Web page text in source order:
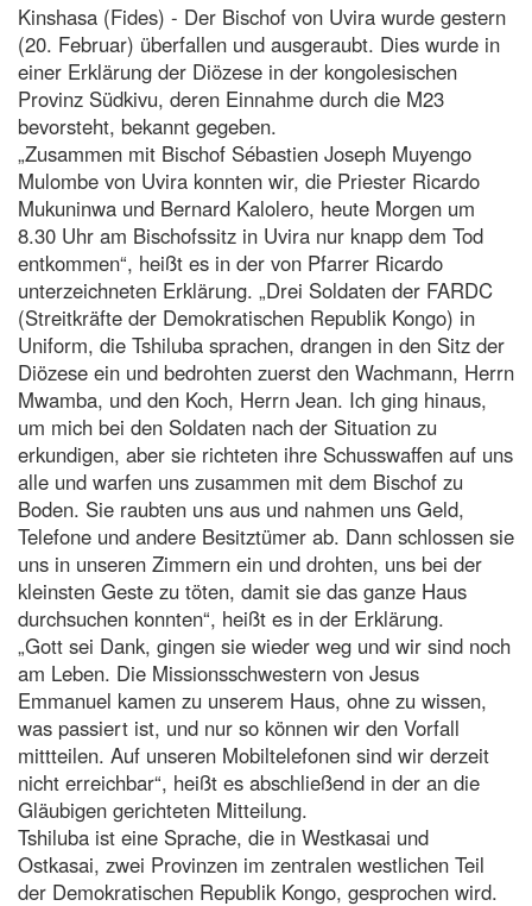
Kinshasa (Fides) - Der Bischof von Uvira wurde gestern
(20. Februar) überfallen und ausgeraubt. Dies wurde in
einer Erklärung der Diözese in der kongolesischen
Provinz Südkivu, deren Einnahme durch die M23
bevorsteht, bekannt gegeben.
„Zusammen mit Bischof Sébastien Joseph Muyengo
Mulombe von Uvira konnten wir, die Priester Ricardo
Mukuninwa und Bernard Kalolero, heute Morgen um
8.30 Uhr am Bischofssitz in Uvira nur knapp dem Tod
entkommen“, heißt es in der von Pfarrer Ricardo
unterzeichneten Erklärung. „Drei Soldaten der FARDC
(Streitkräfte der Demokratischen Republik Kongo) in
Uniform, die Tshiluba sprachen, drangen in den Sitz der
Diözese ein und bedrohten zuerst den Wachmann, Herrn
Mwamba, und den Koch, Herrn Jean. Ich ging hinaus,
um mich bei den Soldaten nach der Situation zu
erkundigen, aber sie richteten ihre Schusswaffen auf uns
alle und warfen uns zusammen mit dem Bischof zu
Boden. Sie raubten uns aus und nahmen uns Geld,
Telefone und andere Besitztümer ab. Dann schlossen sie
uns in unseren Zimmern ein und drohten, uns bei der
kleinsten Geste zu töten, damit sie das ganze Haus
durchsuchen konnten“, heißt es in der Erklärung.
„Gott sei Dank, gingen sie wieder weg und wir sind noch
am Leben. Die Missionsschwestern von Jesus
Emmanuel kamen zu unserem Haus, ohne zu wissen,
was passiert ist, und nur so können wir den Vorfall
mittteilen. Auf unseren Mobiltelefonen sind wir derzeit
nicht erreichbar“, heißt es abschließend in der an die
Gläubigen gerichteten Mitteilung.
Tshiluba ist eine Sprache, die in Westkasai und
Ostkasai, zwei Provinzen im zentralen westlichen Teil
der Demokratischen Republik Kongo, gesprochen wird.